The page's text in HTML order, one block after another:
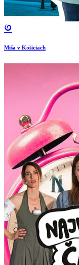
Miša v Košiciach